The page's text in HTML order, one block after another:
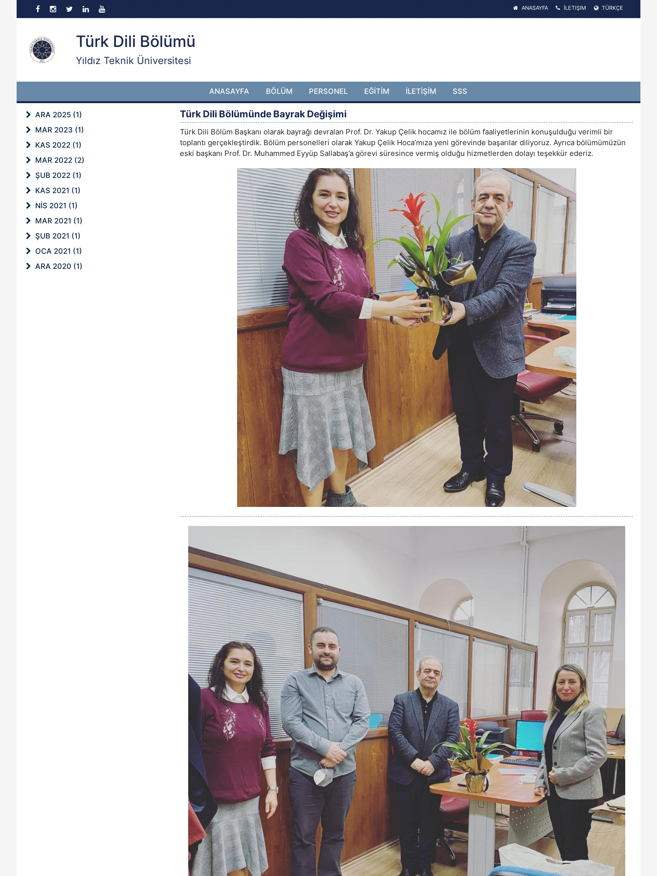
ANASAYFA İLETIŞIM TÜRKÇE
Türk Dili Bölümü
Yıldız Teknik Üniversitesi
ANASAYFA BÖLÜM PERSONEL EĞİTİM İLETİŞİM SSS
ARA 2025 (1)
MAR 2023 (1)
KAS 2022 (1)
MAR 2022 (2)
ŞUB 2022 (1)
KAS 2021 (1)
NİS 2021 (1)
MAR 2021 (1)
ŞUB 2021 (1)
OCA 2021 (1)
ARA 2020 (1)
Türk Dili Bölümünde Bayrak Değişimi
Türk Dili Bölüm Başkanı olarak bayrağı devralan Prof. Dr. Yakup Çelik hocamız ile bölüm faaliyetlerinin konuşulduğu verimli bir
toplantı gerçekleştirdik. Bölüm personelleri olarak Yakup Çelik Hoca’mıza yeni görevinde başarılar diliyoruz. Ayrıca bölümümüzün
eski başkanı Prof. Dr. Muhammed Eyyüp Sallabaş’a görevi süresince vermiş olduğu hizmetlerden dolayı teşekkür ederiz.